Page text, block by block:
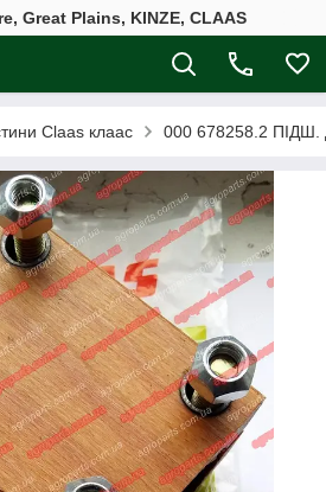
Great Plains, KINZE, CLAAS
Claas клаас 000 678258.2